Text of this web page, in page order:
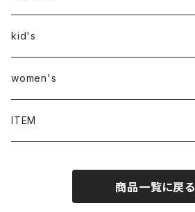
kid's
women's
ITEM
商品一覧に戻る